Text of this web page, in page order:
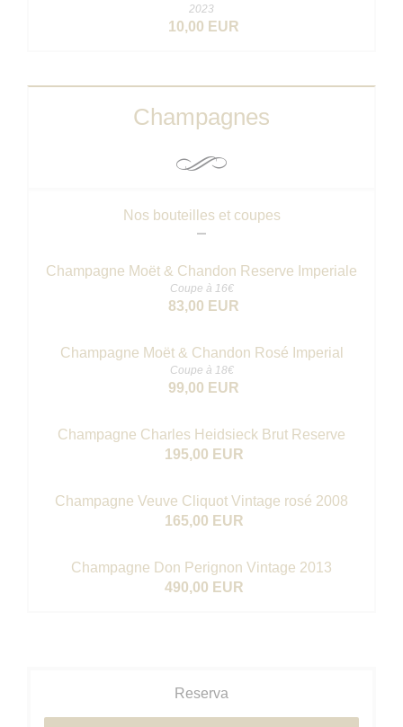
2023
10,00 EUR
Champagnes
Nos bouteilles et coupes
Champagne Moët & Chandon Reserve Imperiale
Coupe à 16€
83,00 EUR
Champagne Moët & Chandon Rosé Imperial
Coupe à 18€
99,00 EUR
Champagne Charles Heidsieck Brut Reserve
195,00 EUR
Champagne Veuve Cliquot Vintage rosé 2008
165,00 EUR
Champagne Don Perignon Vintage 2013
490,00 EUR
Reserva